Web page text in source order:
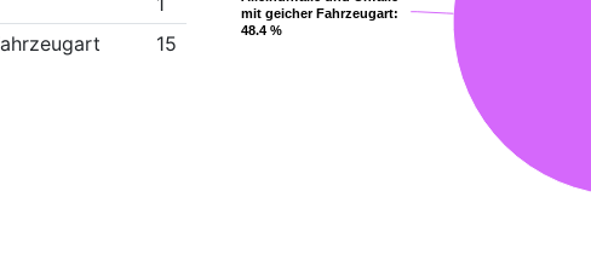
15
mit geicher Fahrzeugart:
48.4 %
mit geicher Fahrzeugart:
48.4 %